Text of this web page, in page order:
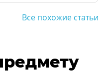
Все похожие статьи